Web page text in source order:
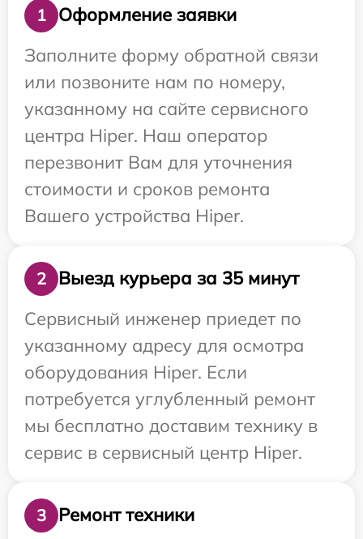
1
Оформление заявки
Заполните форму обратной связи
или позвоните нам по номеру,
указанному на сайте сервисного
центра Hiper. Наш оператор
перезвонит Вам для уточнения
стоимости и сроков ремонта
Вашего устройства Hiper.
2
Выезд курьера за 35 минут
Сервисный инженер приедет по
указанному адресу для осмотра
оборудования Hiper. Если
потребуется углубленный ремонт
мы бесплатно доставим технику в
сервис в сервисный центр Hiper.
3 Ремонт техники